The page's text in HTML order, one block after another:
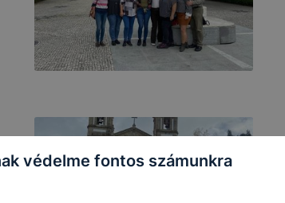
védelme fontos számunkra